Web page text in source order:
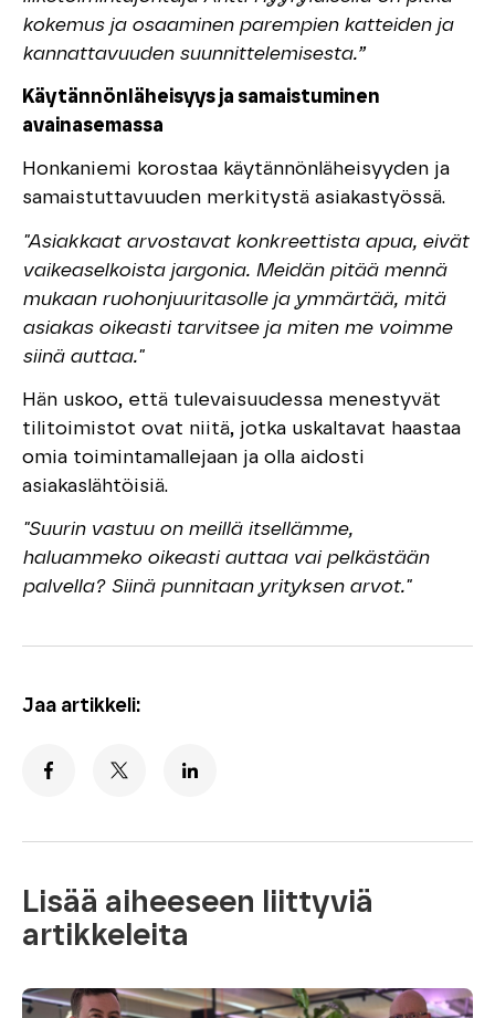
kokemus ja osaaminen parempien katteiden ja
kannattavuuden suunnittelemisesta.”
Käytännönläheisyys ja samaistuminen
avainasemassa
Honkaniemi korostaa käytännönläheisyyden ja
samaistuttavuuden merkitystä asiakastyössä.
"Asiakkaat arvostavat konkreettista apua, eivät
vaikeaselkoista jargonia. Meidän pitää mennä
mukaan ruohonjuuritasolle ja ymmärtää, mitä
asiakas oikeasti tarvitsee ja miten me voimme
siinä auttaa."
Hän uskoo, että tulevaisuudessa menestyvät
tilitoimistot ovat niitä, jotka uskaltavat haastaa
omia toimintamallejaan ja olla aidosti
asiakaslähtöisiä.
"Suurin vastuu on meillä itsellämme,
haluammeko oikeasti auttaa vai pelkästään
palvella? Siinä punnitaan yrityksen arvot."
Jaa artikkeli:
Lisää aiheeseen liittyviä
artikkeleita